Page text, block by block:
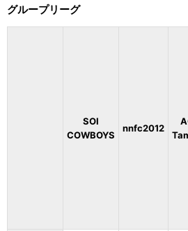
グループリーグ
SOI
COWBOYS
nnfc2012